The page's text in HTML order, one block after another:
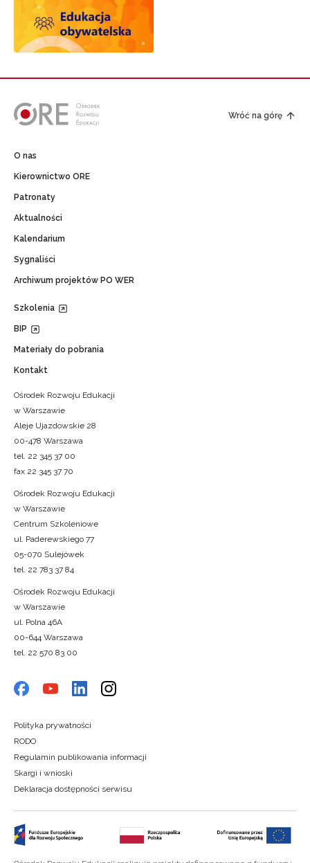
Wróć na górę
O nas
Kierownictwo ORE
Patronaty
Aktualności
Kalendarium
Sygnaliści
Archiwum projektów PO WER
Szkolenia
BIP
Materiały do pobrania
Kontakt
Ośrodek Rozwoju Edukacji
w Warszawie
Aleje Ujazdowskie 28
00-478 Warszawa
tel. 22 345 37 00
fax 22 345 37 70
Ośrodek Rozwoju Edukacji
w Warszawie
Centrum Szkoleniowe
ul. Paderewskiego 77
05-070 Sulejówek
tel. 22 783 37 84
Ośrodek Rozwoju Edukacji
w Warszawie
ul. Polna 46A
00-644 Warszawa
tel. 22 570 83 00
Polityka prywatności
RODO
Regulamin publikowania informacji
Skargi i wnioski
Deklaracja dostępności serwisu